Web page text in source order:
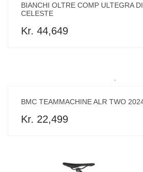
BIANCHI OLTRE COMP ULTEGRA
CELESTE
Kr. 44,649
BMC TEAMMACHINE ALR TWO
Kr. 22,499